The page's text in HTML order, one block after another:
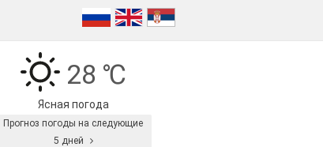
28 ℃
Ясная погода
Прогноз погоды на следующие
5 дней